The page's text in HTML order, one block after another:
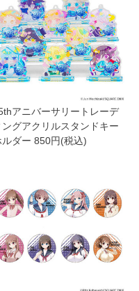
アニバーサリートレーデ
ングアクリルスタンドキー
ルダー 850円(税込)